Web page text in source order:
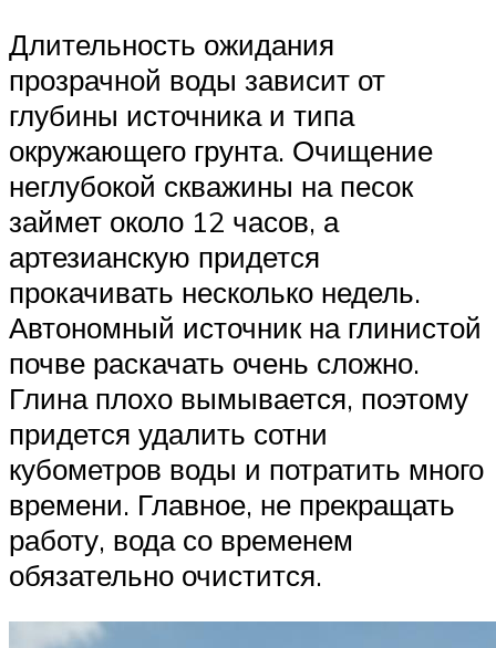
Длительность ожидания
прозрачной воды зависит от
глубины источника и типа
окружающего грунта. Очищение
неглубокой скважины на песок
займет около 12 часов, а
артезианскую придется
прокачивать несколько недель.
Автономный источник на глинистой
почве раскачать очень сложно.
Глина плохо вымывается, поэтому
придется удалить сотни
кубометров воды и потратить много
времени. Главное, не прекращать
работу, вода со временем
обязательно очистится.